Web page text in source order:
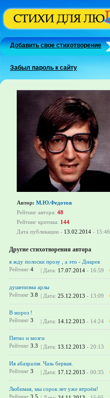
Добавить свое стихотворение
Забыл пароль к сайту
Автор: М.Ю.Федотов
Рейтинг автора: 48
Рейтинг критика: 144
Дата публикации - 13.02.2014 - 15:46
Другие стихотворения автора
я жду полоски прозу , а это - Диарея
Рейтинг 4 | Дата: 17.07.2014 - 16:59
душепизма арлы
Рейтинг 3.8 | Дата: 25.12.2013 - 13:09
В мороз !
Рейтинг 3 | Дата: 14.12.2013 - 14:24
Пятно и мозги
Рейтинг 3.3 | Дата: 13.12.2013 - 20:13
Ия абазралзя. Чазь бервая.
Рейтинг 3 | Дата: 17.12.2013 - 00:35
Любимая, мы сорок лет уже втроём!
Рейтинг 3.5